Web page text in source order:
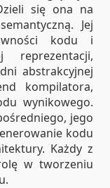
się ona na
Jej
kodu i
reprezentacji,
abstrakcyjnej
kompilatora,
wynikowego.
jego
kodu
Każdy z
w tworzeniu